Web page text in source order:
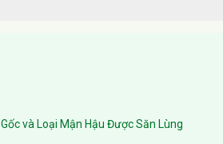
và Loại Mận Hậu Được Săn Lùng